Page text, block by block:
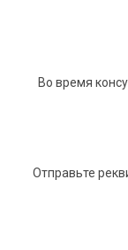
Во время
Отправьте